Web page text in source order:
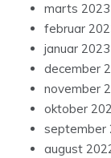
marts 2023
februar
januar 2023
december
november
oktober
september
august